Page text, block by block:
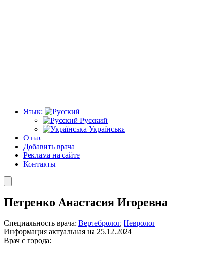
Язык:
Русский
Українська
О нас
Добавить врача
Реклама на сайте
Контакты
Петренко Анастасия Игоревна
Специальность врача: Вертебролог, Невролог
Информация актуальная на 25.12.2024
Врач с города: